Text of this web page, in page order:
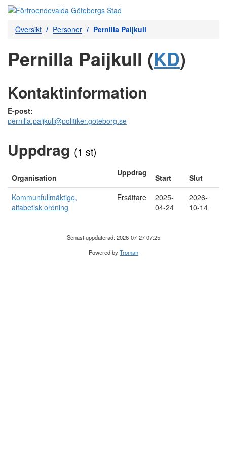
Översikt Personer Pernilla Paijkull
Pernilla Paijkull (KD)
Kontaktinformation
E-post:
pernilla.paijkull@politiker.goteborg.se
Uppdrag (1 st)
Organisation
Uppdrag
Start
Slut
Kommunfullmäktige,
alfabetisk ordning
Ersättare
2025-
04-24
2026-
10-14
Senast uppdaterad: 2026-07-27 07:25
Powered byTroman